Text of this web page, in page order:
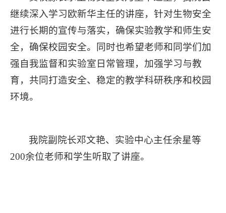
继续深入学习欧新华主任的讲座，针对生物安全
进行长期的宣传与落实，确保实验教学和师生安
全，确保校园安全。同时也希望老师和同学们加
强自我监督和实验室日常管理，加强学习与教
育，共同打造安全、稳定的教学科研秩序和校园
环境。
我院副院长邓文艳、实验中心主任余星等
200余位老师和学生听取了讲座。